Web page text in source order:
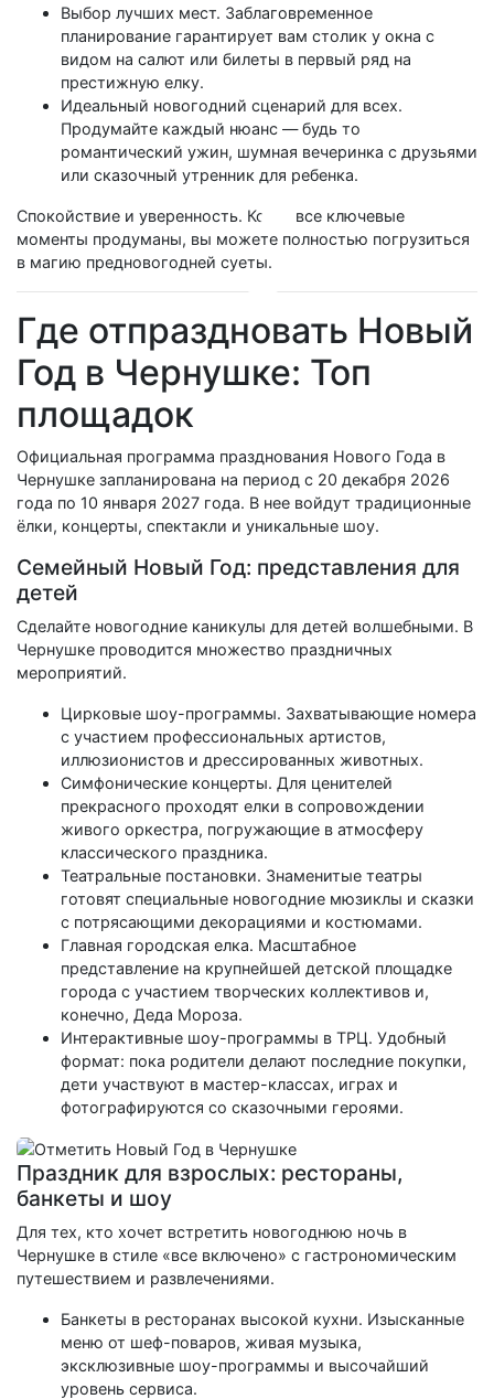
Выбор лучших мест. Заблаговременное
планирование гарантирует вам столик у окна с
видом на салют или билеты в первый ряд на
престижную елку.
Идеальный новогодний сценарий для всех.
Продумайте каждый нюанс — будь то
романтический ужин, шумная вечеринка с друзьями
или сказочный утренник для ребенка.
Спокойствие и уверенность. Когда все ключевые
моменты продуманы, вы можете полностью погрузиться
в магию предновогодней суеты.
Где отпраздновать Новый
Год в Чернушке: Топ
площадок
Официальная программа празднования Нового Года в
Чернушке запланирована на период с 20 декабря 2026
года по 10 января 2027 года. В нее войдут традиционные
ёлки, концерты, спектакли и уникальные шоу.
Семейный Новый Год: представления для
детей
Сделайте новогодние каникулы для детей волшебными. В
Чернушке проводится множество праздничных
мероприятий.
Цирковые шоу-программы. Захватывающие номера
с участием профессиональных артистов,
иллюзионистов и дрессированных животных.
Симфонические концерты. Для ценителей
прекрасного проходят елки в сопровождении
живого оркестра, погружающие в атмосферу
классического праздника.
Театральные постановки. Знаменитые театры
готовят специальные новогодние мюзиклы и сказки
с потрясающими декорациями и костюмами.
Главная городская елка. Масштабное
представление на крупнейшей детской площадке
города с участием творческих коллективов и,
конечно, Деда Мороза.
Интерактивные шоу-программы в ТРЦ. Удобный
формат: пока родители делают последние покупки,
дети участвуют в мастер-классах, играх и
фотографируются со сказочными героями.
Праздник для взрослых: рестораны,
банкеты и шоу
Для тех, кто хочет встретить новогоднюю ночь в
Чернушке в стиле «все включено» с гастрономическим
путешествием и развлечениями.
Банкеты в ресторанах высокой кухни. Изысканные
меню от шеф-поваров, живая музыка,
эксклюзивные шоу-программы и высочайший
уровень сервиса.